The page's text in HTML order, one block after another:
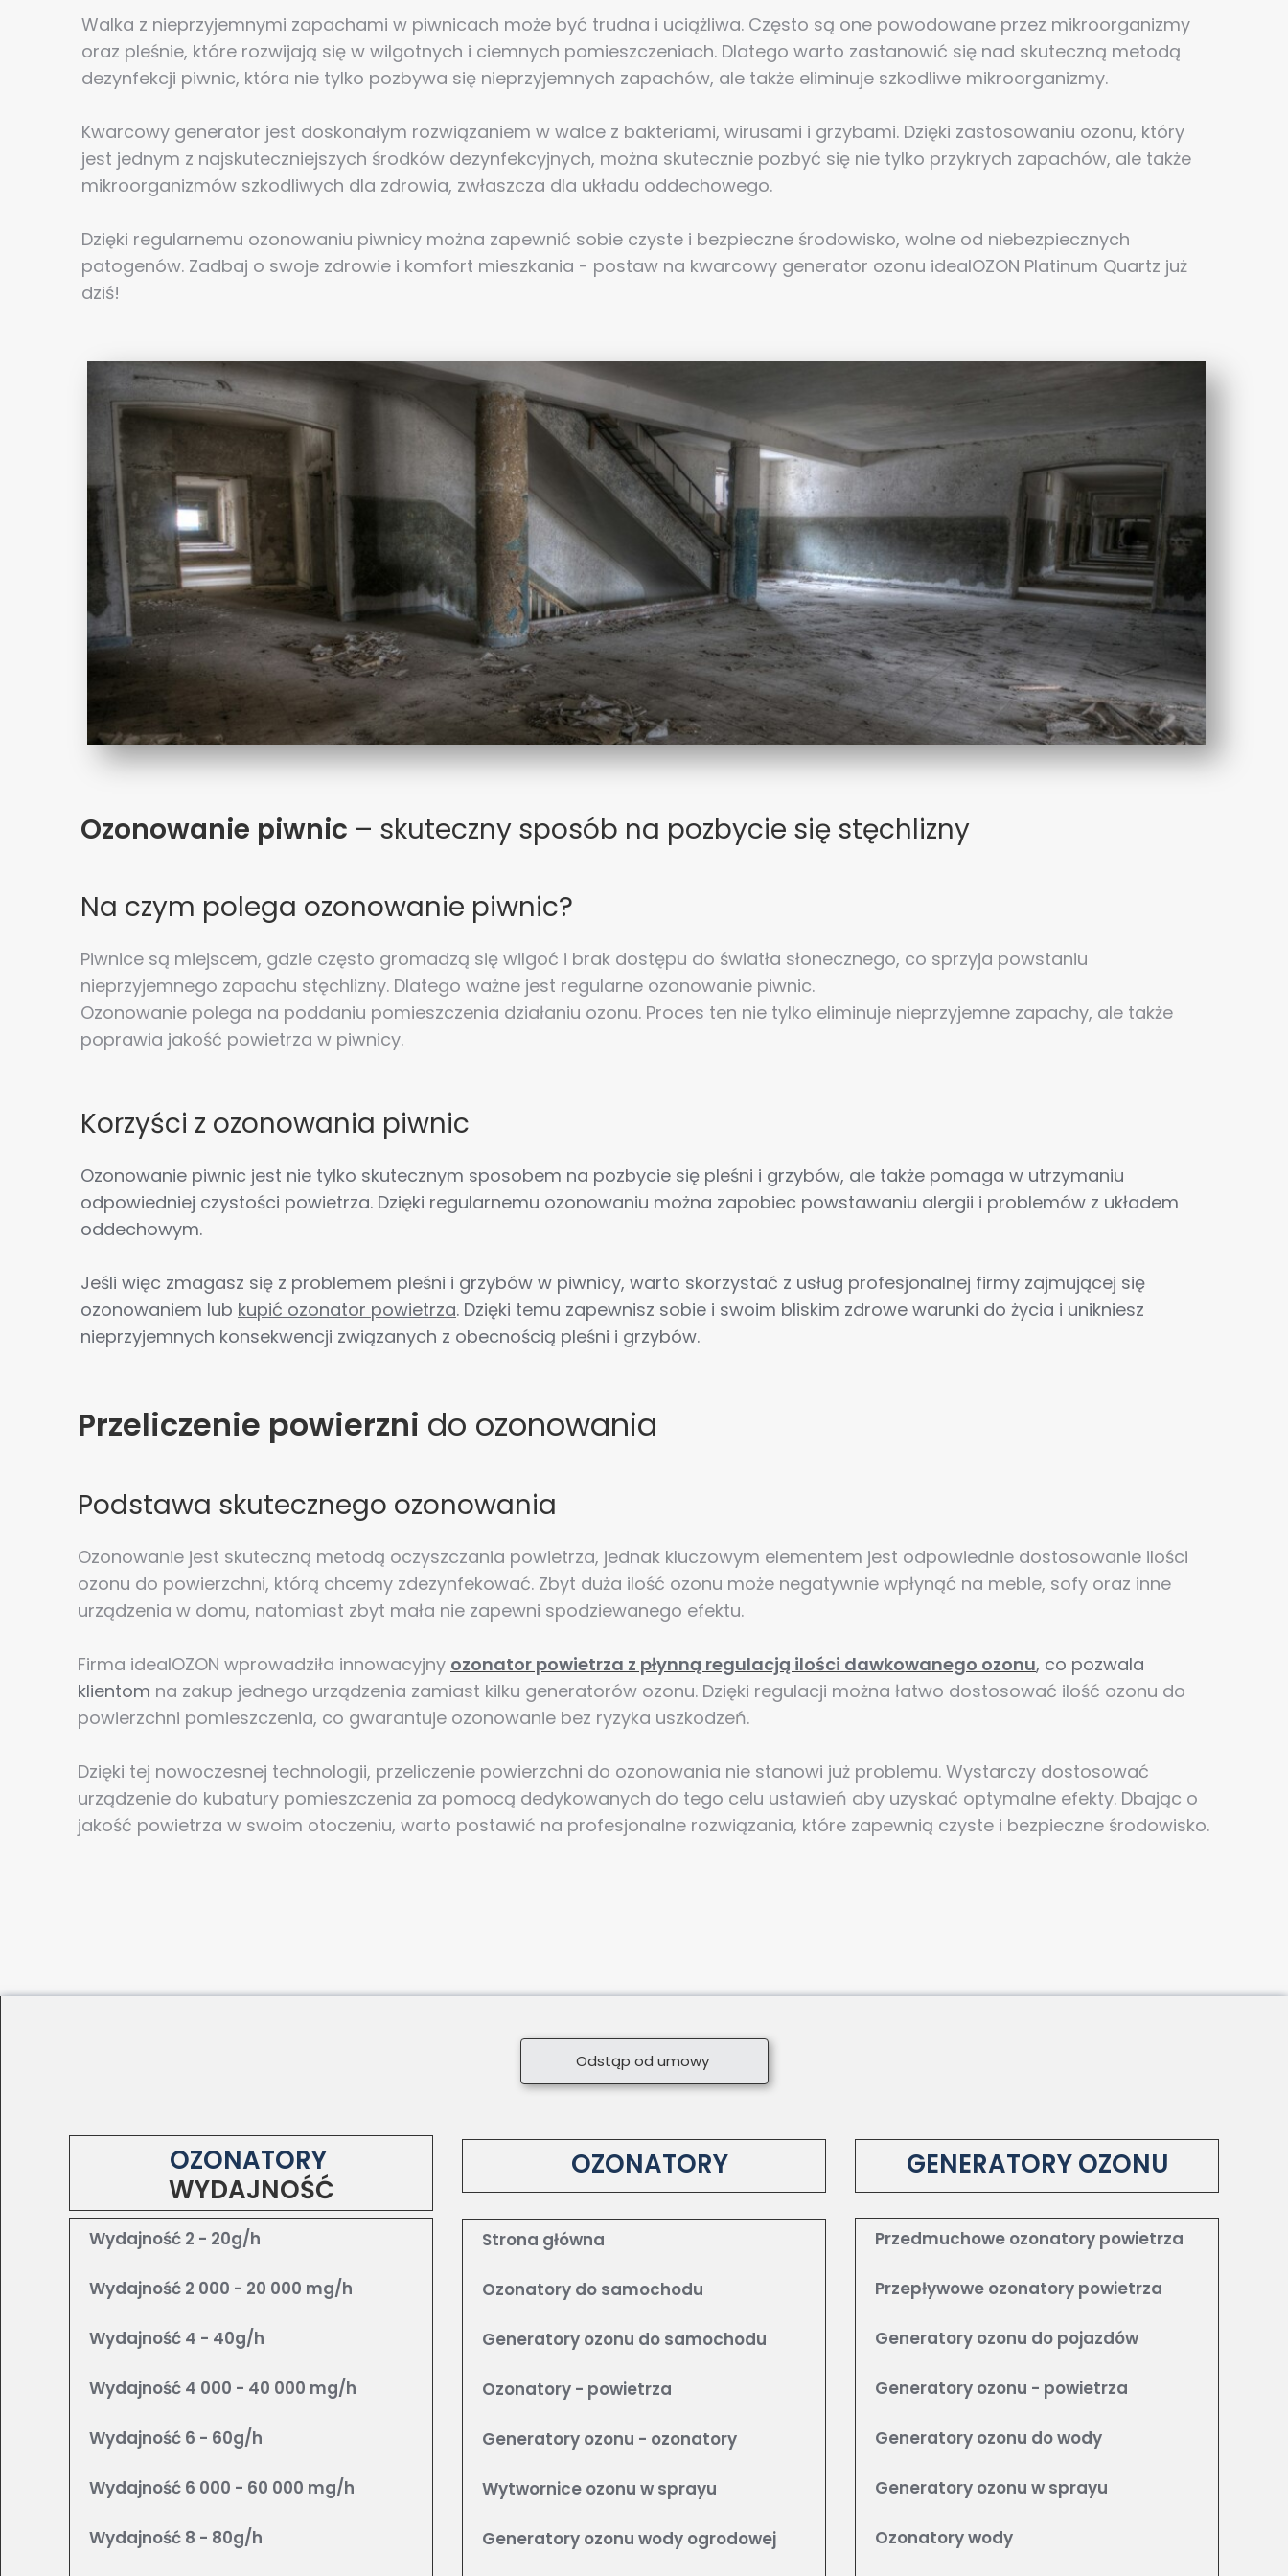
Ozonowanie piwnic – skuteczny sposób na pozbycie się stęchlizny
Na czym polega ozonowanie piwnic?
Piwnice są miejscem, gdzie często gromadzą się wilgoć i brak dostępu do światła słonecznego, co sprzyja powstaniu
nieprzyjemnego zapachu stęchlizny. Dlatego ważne jest regularne ozonowanie piwnic.
Ozonowanie polega na poddaniu pomieszczenia działaniu ozonu. Proces ten nie tylko eliminuje nieprzyjemne zapachy, ale także
poprawia jakość powietrza w piwnicy.
Korzyści z ozonowania piwnic
Ozonowanie piwnic jest nie tylko skutecznym sposobem na pozbycie się pleśni i grzybów, ale także pomaga w utrzymaniu
odpowiedniej czystości powietrza. Dzięki regularnemu ozonowaniu można zapobiec powstawaniu alergii i problemów z układem
oddechowym.
Jeśli więc zmagasz się z problemem pleśni i grzybów w piwnicy, warto skorzystać z usług profesjonalnej firmy zajmującej się
ozonowaniem lub kupić ozonator powietrza. Dzięki temu zapewnisz sobie i swoim bliskim zdrowe warunki do życia i unikniesz
nieprzyjemnych konsekwencji związanych z obecnością pleśni i grzybów.
Przeliczenie powierzni do ozonowania
Podstawa skutecznego ozonowania
Ozonowanie jest skuteczną metodą oczyszczania powietrza, jednak kluczowym elementem jest odpowiednie dostosowanie ilości
ozonu do powierzchni, którą chcemy zdezynfekować. Zbyt duża ilość ozonu może negatywnie wpłynąć na meble, sofy oraz inne
urządzenia w domu, natomiast zbyt mała nie zapewni spodziewanego efektu.
Firma idealOZON wprowadziła innowacyjny ozonator powietrza z płynną regulacją ilości dawkowanego ozonu, co pozwala
klientom na zakup jednego urządzenia zamiast kilku generatorów ozonu. Dzięki regulacji można łatwo dostosować ilość ozonu do
powierzchni pomieszczenia, co gwarantuje ozonowanie bez ryzyka uszkodzeń.
Dzięki tej nowoczesnej technologii, przeliczenie powierzchni do ozonowania nie stanowi już problemu. Wystarczy dostosować
urządzenie do kubatury pomieszczenia za pomocą dedykowanych do tego celu ustawień aby uzyskać optymalne efekty. Dbając o
jakość powietrza w swoim otoczeniu, warto postawić na profesjonalne rozwiązania, które zapewnią czyste i bezpieczne środowisko.
Walka z nieprzyjemnymi zapachami w piwnicach może być trudna i uciążliwa. Często są one powodowane przez mikroorganizmy
oraz pleśnie, które rozwijają się w wilgotnych i ciemnych pomieszczeniach. Dlatego warto zastanowić się nad skuteczną metodą
dezynfekcji piwnic, która nie tylko pozbywa się nieprzyjemnych zapachów, ale także eliminuje szkodliwe mikroorganizmy.
Kwarcowy generator jest doskonałym rozwiązaniem w walce z bakteriami, wirusami i grzybami. Dzięki zastosowaniu ozonu, który
jest jednym z najskuteczniejszych środków dezynfekcyjnych, można skutecznie pozbyć się nie tylko przykrych zapachów, ale także
mikroorganizmów szkodliwych dla zdrowia, zwłaszcza dla układu oddechowego.
Dzięki regularnemu ozonowaniu piwnicy można zapewnić sobie czyste i bezpieczne środowisko, wolne od niebezpiecznych
patogenów. Zadbaj o swoje zdrowie i komfort mieszkania - postaw na kwarcowy generator ozonu idealOZON Platinum Quartz już
dziś!
Odstąp od umowy
OZONATORY
WYDAJNOŚĆ
Wydajność 2 - 20g/h
Wydajność 2 000 - 20 000 mg/h
Wydajność 4 - 40g/h
Wydajność 4 000 - 40 000 mg/h
Wydajność 6 - 60g/h
Wydajność 6 000 - 60 000 mg/h
Wydajność 8 - 80g/h
Strona główna
Ozonatory do samochodu
Generatory ozonu do samochodu
Ozonatory - powietrza
Generatory ozonu - ozonatory
Wytwornice ozonu w sprayu
Generatory ozonu wody ogrodowej
OZONATORY
Przedmuchowe ozonatory powietrza
Przepływowe ozonatory powietrza
Generatory ozonu do pojazdów
Generatory ozonu - powietrza
Generatory ozonu do wody
Generatory ozonu w sprayu
Ozonatory wody
GENERATORY OZONU